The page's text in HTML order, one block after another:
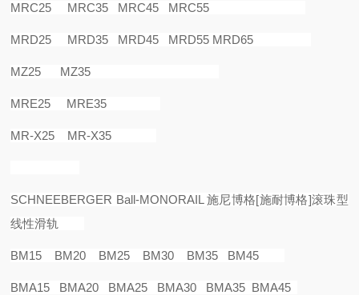
MRC25 MRC35 MRC45 MRC55
MRD25 MRD35 MRD45 MRD55 MRD65
MZ25 MZ35
MRE25 MRE35
MR-X25 MR-X35
SCHNEEBERGER Ball-MONORAIL施尼博格[施耐博格]滚珠型
线性滑轨
BM15 BM20 BM25 BM30 BM35 BM45
BMA15 BMA20 BMA25 BMA30 BMA35 BMA45